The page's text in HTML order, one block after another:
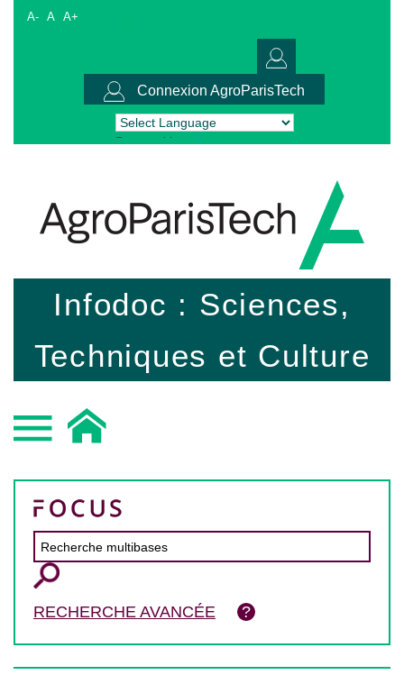
A- A A+
Connexion AgroParisTech
Powered by Translate
Infodoc : Sciences,
Techniques et Culture
RECHERCHE AVANCÉE